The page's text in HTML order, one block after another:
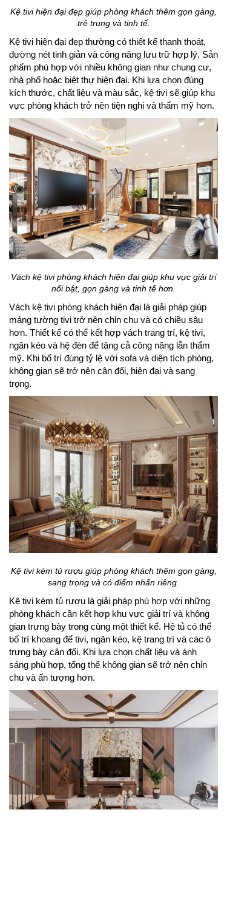
Kệ tivi hiện đại đẹp giúp phòng khách thêm gọn gàng,
trẻ trung và tinh tế.
Kệ tivi hiện đại đẹp thường có thiết kế thanh thoát,
đường nét tinh giản và công năng lưu trữ hợp lý. Sản
phẩm phù hợp với nhiều không gian như chung cư,
nhà phố hoặc biệt thự hiện đại. Khi lựa chọn đúng
kích thước, chất liệu và màu sắc, kệ tivi sẽ giúp khu
vực phòng khách trở nên tiện nghi và thẩm mỹ hơn.
Vách kệ tivi phòng khách hiện đại giúp khu vực giải trí
nổi bật, gọn gàng và tinh tế hơn.
Vách kệ tivi phòng khách hiện đại là giải pháp giúp
mảng tường tivi trở nên chỉn chu và có chiều sâu
hơn. Thiết kế có thể kết hợp vách trang trí, kệ tivi,
ngăn kéo và hệ đèn để tăng cả công năng lẫn thẩm
mỹ. Khi bố trí đúng tỷ lệ với sofa và diện tích phòng,
không gian sẽ trở nên cân đối, hiện đại và sang
trọng.
Kệ tivi kèm tủ rượu giúp phòng khách thêm gọn gàng,
sang trọng và có điểm nhấn riêng.
Kệ tivi kèm tủ rượu là giải pháp phù hợp với những
phòng khách cần kết hợp khu vực giải trí và không
gian trưng bày trong cùng một thiết kế. Hệ tủ có thể
bố trí khoang để tivi, ngăn kéo, kệ trang trí và các ô
trưng bày cân đối. Khi lựa chọn chất liệu và ánh
sáng phù hợp, tổng thể không gian sẽ trở nên chỉn
chu và ấn tượng hơn.